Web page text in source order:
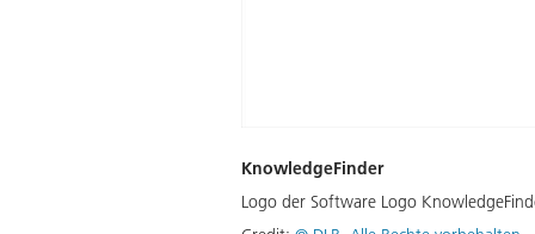
KnowledgeFinder
Logo der Software Logo